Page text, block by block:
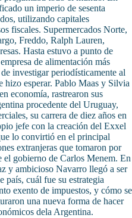
un imperio de sesenta
utilizando capitales
fiscales. Supermercados Norte,
Freddo, Ralph Lauren,
Hasta estuvo a punto de
de alimentación más
investigar periodísticamente al
esperar. Pablo Maas y Silvia
economía, rastrearon sus
procedente del Uruguay,
su carrera de diez años en
jefe con la creación del Exxel
lo convirtió en el principal
extranjeras que tomaron por
el gobierno de Carlos Menem. En
y ambicioso Navarro llegó a ser
país, cuál fue su estrategia
exento de impuestos, y cómo se
una nueva forma de hacer
dela Argentina.